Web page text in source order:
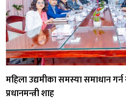
महिला उद्यमीका समस्या समाधान गर्न
प्रधानमन्त्री शाह